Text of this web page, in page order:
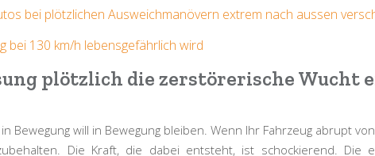
bei plötzlichen Ausweichmanövern extrem nach aussen
bei 130 km/h lebensgefährlich wird
plötzlich die zerstörerische Wucht
in Bewegung will in Bewegung bleiben. Wenn Ihr Fahrzeug abrupt
Die Kraft, die dabei entsteht, ist schockierend. Die